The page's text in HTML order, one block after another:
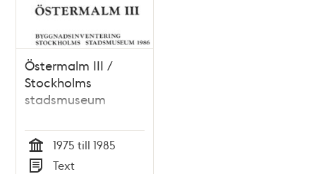
Östermalm III /
Stockholms
stadsmuseum
Tid
1975 till 1985
Text